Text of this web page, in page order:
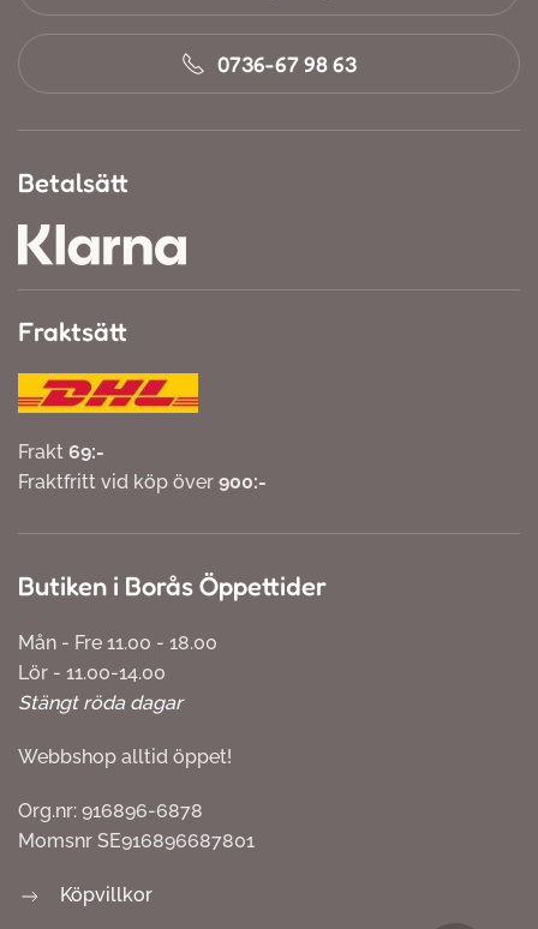
0736-67 98 63
Betalsätt
Fraktsätt
Frakt 69:-
Fraktfritt vid köp över 900:-
Butiken i Borås Öppettider
Mån - Fre 11.00 - 18.00
Lör - 11.00-14.00
Stängt röda dagar
Webbshop alltid öppet!
Org.nr: 916896-6878
Momsnr SE916896687801
Köpvillkor